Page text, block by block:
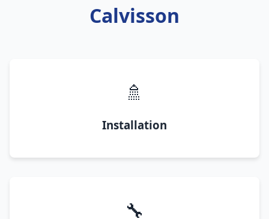
Calvisson
🚿
Installation
🔧